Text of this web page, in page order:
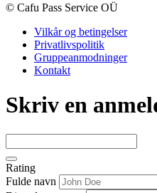
© Cafu Pass Service OÜ
Vilkår og betingelser
Privatlivspolitik
Gruppeanmodninger
Kontakt
Skriv en
Rating
Fulde navn